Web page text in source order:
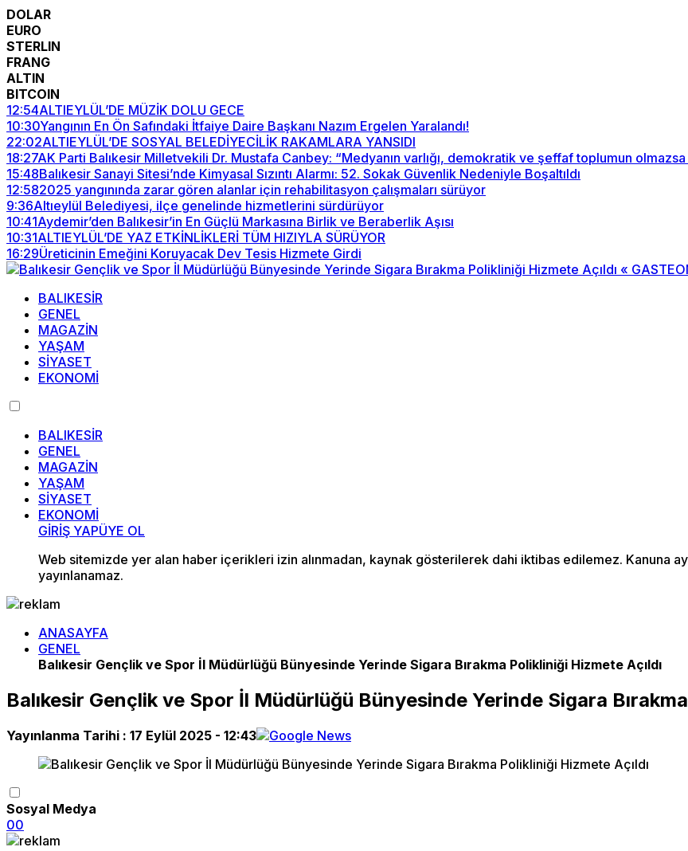
DOLAR
EURO
STERLIN
FRANG
ALTIN
BITCOIN
12:54ALTIEYLÜL’DE MÜZİK DOLU GECE
10:30Yangının En Ön Safındaki İtfaiye Daire Başkanı Nazım Ergelen Yaralandı!
22:02ALTIEYLÜL’DE SOSYAL BELEDİYECİLİK RAKAMLARA YANSIDI
18:27AK Parti Balıkesir Milletvekili Dr. Mustafa Canbey: “Medyanın varlığı, demokratik ve şeffaf toplumun
15:48Balıkesir Sanayi Sitesi’nde Kimyasal Sızıntı Alarmı: 52. Sokak Güvenlik Nedeniyle Boşaltıldı
12:582025 yangınında zarar gören alanlar için rehabilitasyon çalışmaları sürüyor
9:36Altıeylül Belediyesi, ilçe genelinde hizmetlerini sürdürüyor
10:41Aydemir’den Balıkesir’in En Güçlü Markasına Birlik ve Beraberlik Aşısı
10:31ALTIEYLÜL’DE YAZ ETKİNLİKLERİ TÜM HIZIYLA SÜRÜYOR
16:29Üreticinin Emeğini Koruyacak Dev Tesis Hizmete Girdi
BALIKESİR
GENEL
MAGAZİN
YAŞAM
SİYASET
EKONOMİ
BALIKESİR
GENEL
MAGAZİN
YAŞAM
SİYASET
EKONOMİ
GİRİŞ YAPÜYE OL
Web sitemizde yer alan haber içerikleri izin alınmadan, kaynak gösterilerek dahi iktibas edilemez. Kanuna
yayınlanamaz.
ANASAYFA
GENEL
Balıkesir Gençlik ve Spor İl Müdürlüğü Bünyesinde Yerinde Sigara Bırakma Polikliniği Hizmete Açıldı
Balıkesir Gençlik ve Spor İl Müdürlüğü Bünyesinde Yerinde Sigara
Yayınlanma Tarihi : 17 Eylül 2025 - 12:43
Sosyal Medya
00